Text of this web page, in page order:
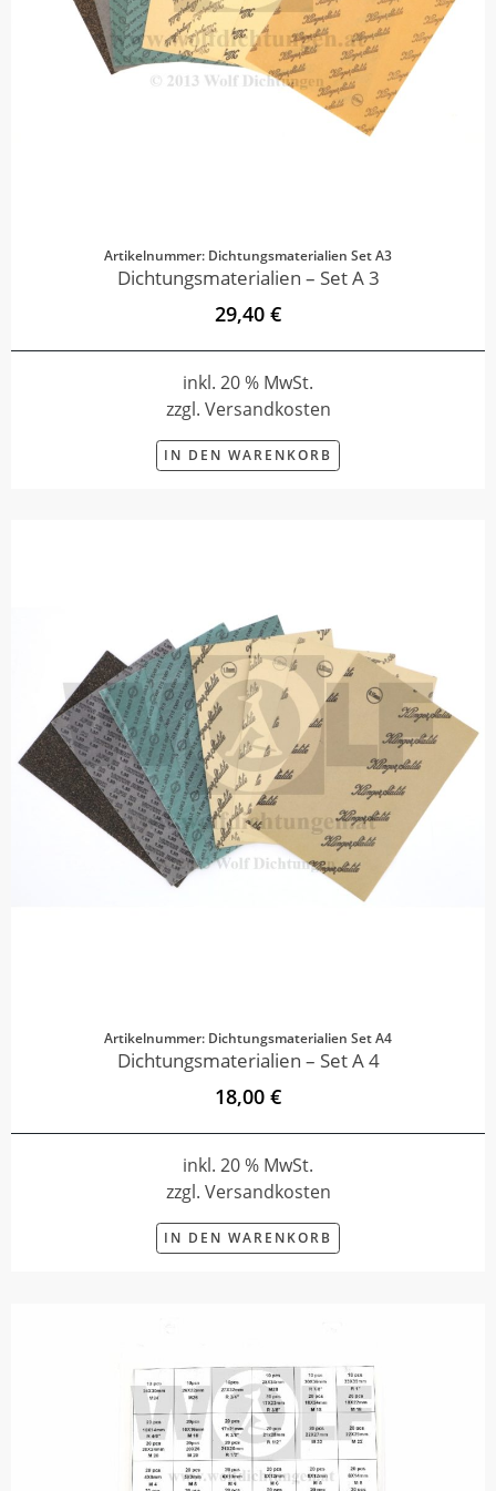
Artikelnummer: Dichtungsmaterialien Set A3
Dichtungsmaterialien – Set A 3
29,40 €
inkl. 20 % MwSt.
zzgl. Versandkosten
IN DEN WARENKORB
Artikelnummer: Dichtungsmaterialien Set A4
Dichtungsmaterialien – Set A 4
18,00 €
inkl. 20 % MwSt.
zzgl. Versandkosten
IN DEN WARENKORB